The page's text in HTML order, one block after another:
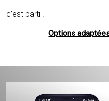
c’est parti !
Options